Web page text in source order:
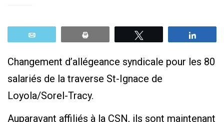
Changement d’allégeance syndicale pour les 80
salariés de la traverse St-Ignace de
Loyola/Sorel-Tracy.
Auparavant affiliés à la CSN, ils sont maintenant